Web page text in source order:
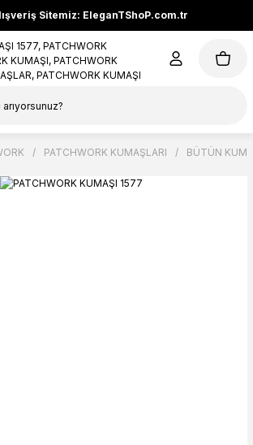
Sitemiz: EleganTShoP.com.tr
PATCHWORK KUMAŞLARI BÜTÜN